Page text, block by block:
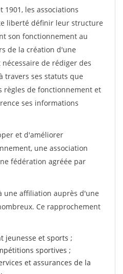
les associations
liberté définir leur structure
son fonctionnement au
de la création d'une
de rédiger des
travers ses statuts que
règles de fonctionnement et
ses informations
et d'améliorer
une association
fédération agréée par
une affiliation auprès d'une
Ce rapprochement
jeunesse et sports ;
sportives ;
et assurances de la